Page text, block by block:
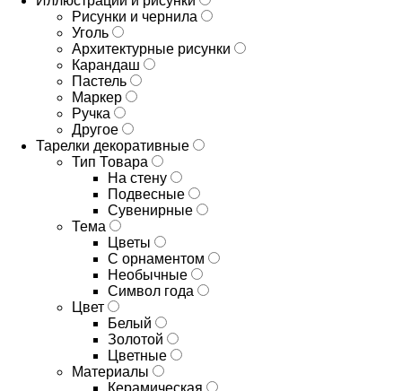
Рисунки и чернила
Уголь
Архитектурные рисунки
Карандаш
Пастель
Маркер
Ручка
Другое
Тарелки декоративные
Тип Товара
На стену
Подвесные
Сувенирные
Тема
Цветы
С орнаментом
Необычные
Символ года
Цвет
Белый
Золотой
Цветные
Материалы
Керамическая